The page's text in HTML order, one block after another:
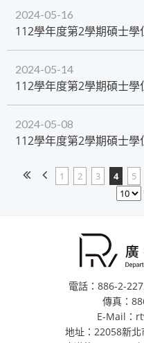
2024-05-16
​112學年度第2學期碩士
2024-05-14
​112學年度第2學期碩士
2024-05-08
​112學年度第2學期碩士
1 2 3 4 5
電話：886-2-
傳真：
E-Mail：
地址：22058新